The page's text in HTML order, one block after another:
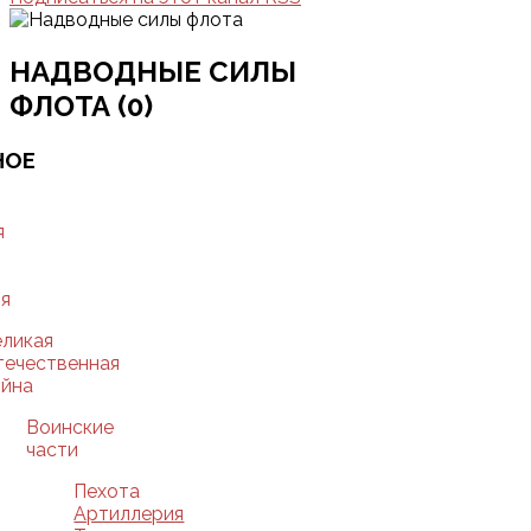
НАДВОДНЫЕ СИЛЫ
ФЛОТА (0)
Воинские
части
Пехота
Артиллерия